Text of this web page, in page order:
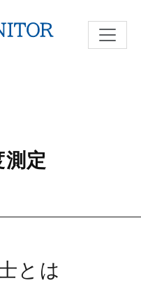
ナビ
定
とは